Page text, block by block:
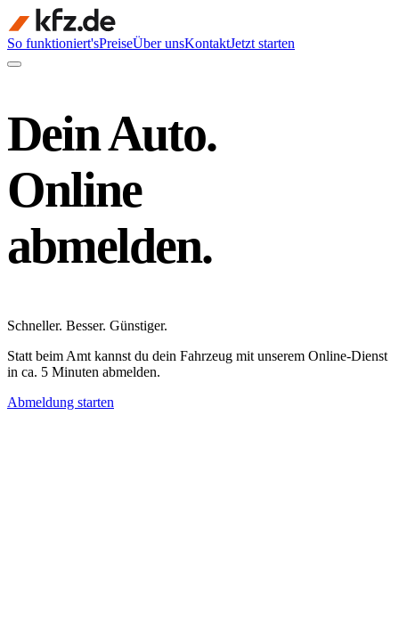
So funktioniert'sPreiseÜber unsKontaktJetzt starten
Dein Auto.
Online
abmelden.
Schneller. Besser. Günstiger.
Statt beim Amt kannst du dein Fahrzeug mit unserem Online-Dienst
in ca. 5 Minuten abmelden.
Abmeldung starten